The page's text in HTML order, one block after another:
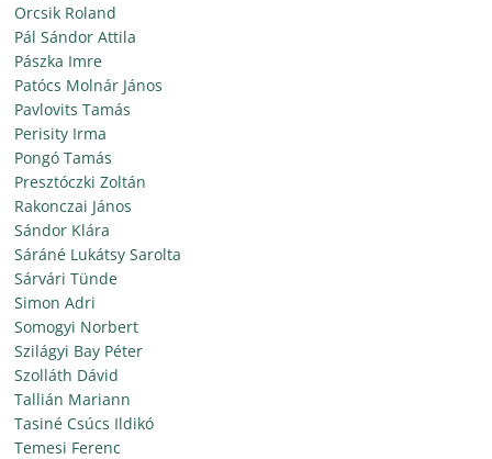
Orcsik Roland
Pál Sándor Attila
Pászka Imre
Patócs Molnár János
Pavlovits Tamás
Perisity Irma
Pongó Tamás
Presztóczki Zoltán
Rakonczai János
Sándor Klára
Sáráné Lukátsy Sarolta
Sárvári Tünde
Simon Adri
Somogyi Norbert
Szilágyi Bay Péter
Szolláth Dávid
Tallián Mariann
Tasiné Csúcs Ildikó
Temesi Ferenc